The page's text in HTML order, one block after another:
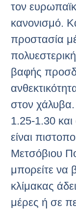
τον
κανονισμό.
προστασία
βαφής
στον χάλυβα.
1.25-1.30 και
είναι
Μετσόβιου
μπορείτε να
κλίμακας
μέρες ή σε